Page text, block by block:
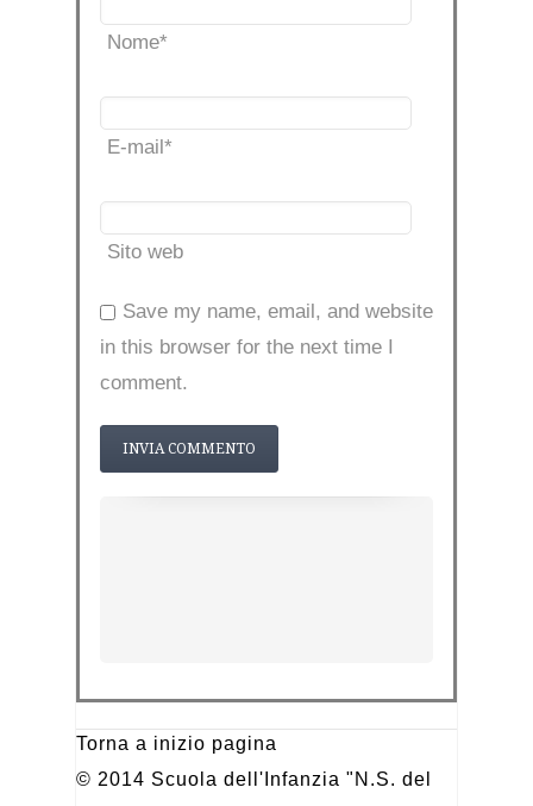
Nome*
E-mail*
Sito web
Save my name, email, and website
in this browser for the next time I
comment.
Torna a inizio pagina
© 2014 Scuola dell'Infanzia "N.S. del